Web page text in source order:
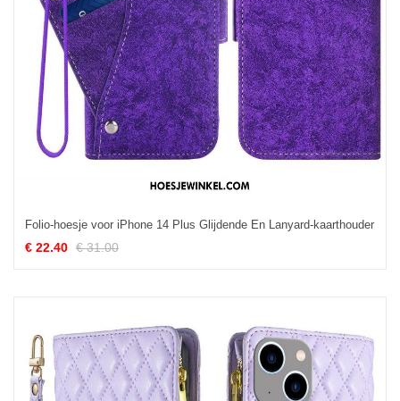
Folio-hoesje voor iPhone 14 Plus Glijdende En Lanyard-kaarthouder
€ 22.40 € 31.00